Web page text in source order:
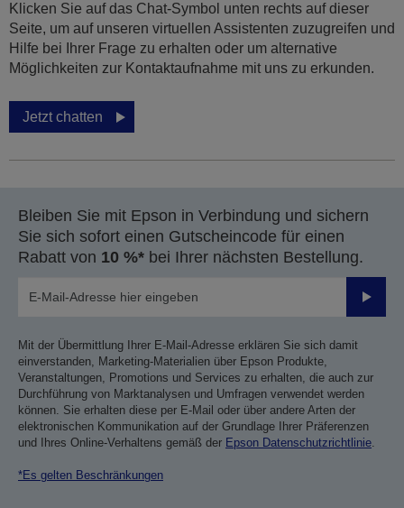
Klicken Sie auf das Chat-Symbol unten rechts auf dieser
Seite, um auf unseren virtuellen Assistenten zuzugreifen und
Hilfe bei Ihrer Frage zu erhalten oder um alternative
Möglichkeiten zur Kontaktaufnahme mit uns zu erkunden.
Jetzt chatten
Bleiben Sie mit Epson in Verbindung und sichern
Sie sich sofort einen Gutscheincode für einen
Rabatt von 10 %* bei Ihrer nächsten Bestellung.
Mit der Übermittlung Ihrer E-Mail-Adresse erklären Sie sich damit
einverstanden, Marketing-Materialien über Epson Produkte,
Veranstaltungen, Promotions und Services zu erhalten, die auch zur
Durchführung von Marktanalysen und Umfragen verwendet werden
können. Sie erhalten diese per E-Mail oder über andere Arten der
elektronischen Kommunikation auf der Grundlage Ihrer Präferenzen
und Ihres Online-Verhaltens gemäß der Epson Datenschutzrichtlinie.
*Es gelten Beschränkungen